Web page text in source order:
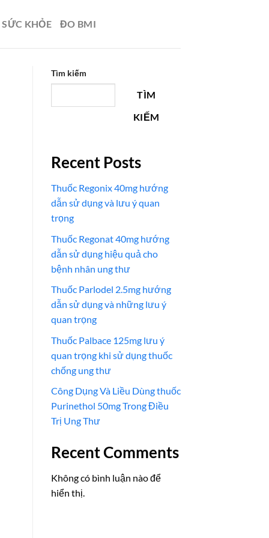
KHỎE ĐO BMI
Tìm kiếm
TÌM
KIẾM
Recent Posts
Thuốc Regonix 40mg hướng
dẫn sử dụng và lưu ý quan
trọng
Thuốc Regonat 40mg hướng
dẫn sử dụng hiệu quả cho
bệnh nhân ung thư
Thuốc Parlodel 2.5mg hướng
dẫn sử dụng và những lưu ý
quan trọng
Thuốc Palbace 125mg lưu ý
quan trọng khi sử dụng thuốc
chống ung thư
Công Dụng Và Liều Dùng thuốc
Purinethol 50mg Trong Điều
Trị Ung Thư
Recent Comments
Không có bình luận nào để
hiển thị.